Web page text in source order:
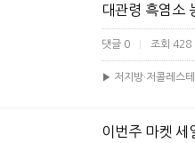
대관령 흑염소
댓글 0 조회 428
▶ 저지방·저콜레스
이번주 마켓